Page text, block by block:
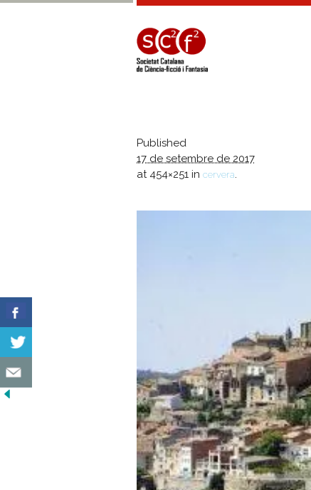
Published
17 de setembre de 2017
at 454×251 in cervera.